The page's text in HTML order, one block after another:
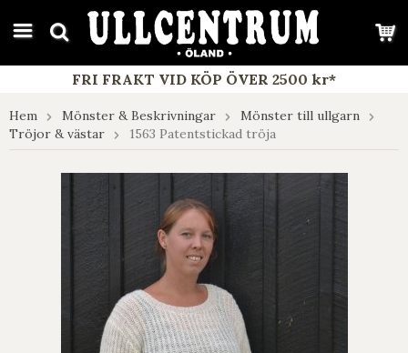
google-site-verification: google7e4b1026db5d9f32.html
FRI FRAKT VID KÖP ÖVER 2500 kr*
Hem Mönster & Beskrivningar
Mönster till ullgarn
Tröjor & västar
1563 Patentstickad tröja